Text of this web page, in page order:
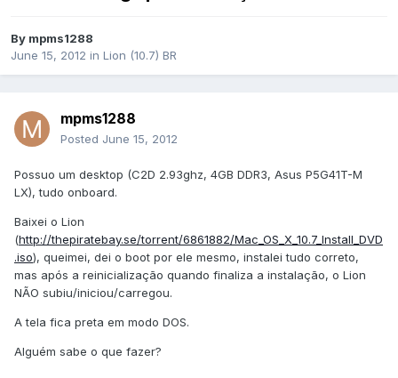
By mpms1288
June 15, 2012 in Lion (10.7) BR
mpms1288
Posted June 15, 2012
Possuo um desktop (C2D 2.93ghz, 4GB DDR3, Asus P5G41T-M
LX), tudo onboard.
Baixei o Lion
(http://thepiratebay.se/torrent/6861882/Mac_OS_X_10.7_Install_DVD
.iso), queimei, dei o boot por ele mesmo, instalei tudo correto,
mas após a reinicialização quando finaliza a instalação, o Lion
NÃO subiu/iniciou/carregou.
A tela fica preta em modo DOS.
Alguém sabe o que fazer?